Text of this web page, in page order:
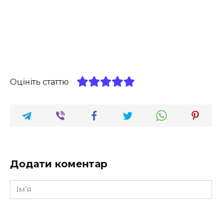
Оцініть статтю
Додати коментар
Ім'я
*